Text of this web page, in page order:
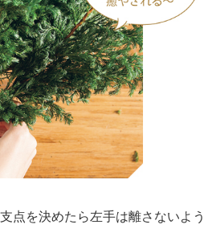
点を決めたら左手は離さないよう